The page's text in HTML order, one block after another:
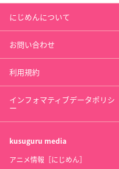
にじめんについて
お問い合わせ
利用規約
インフォマティブデータポリシ
ー
kusuguru media
アニメ情報［にじめん］